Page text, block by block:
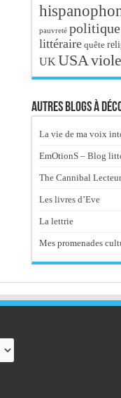
pauvreté politique
littéraire quête
UK USA
Autres blogs à
La vie de ma voix
EmOtionS – Blog
The Cannibal Lecteur
Les livres d’Eve
La lettrie
Mes promenades